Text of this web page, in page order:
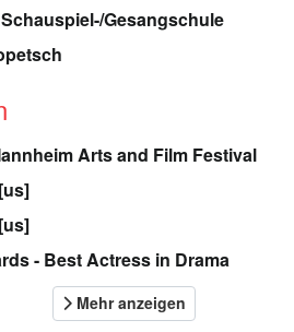
Gesangschule
Arts and Film Festival
- Best Actress in Drama